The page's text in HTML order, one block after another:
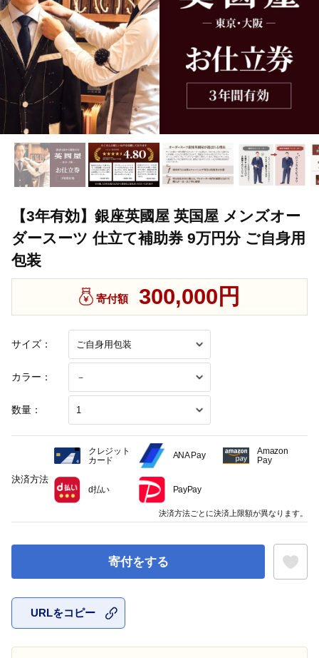
【3年有効】銀座英國屋 英国屋 メンズオー
ダースーツ 仕立て補助券 9万円分 ご自身用
包装
サイズ：
カラー：
数量：
寄付額 300,000円
寄付をする
URLをコピー
決済方法
クレジット
カード
ANA Pay
Amazon
Pay
d払い PayPay
決済方法ごとに決済上限額が異なります。